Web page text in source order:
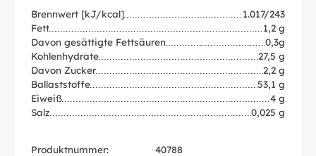
Brennwert [kJ/kcal]
1.017/243
Fett
1,2 g
Davon gesättigte Fettsäuren
0,3g
Kohlenhydrate
27,5 g
Davon Zucker
2,2 g
Ballaststoffe
53,1 g
Eiweiß
4 g
Salz
0,025 g
Produktnummer:
40788